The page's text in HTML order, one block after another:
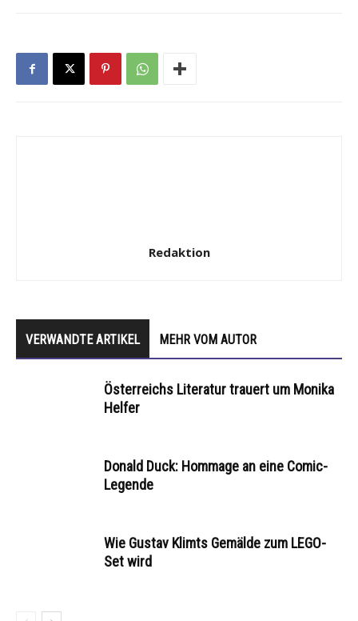
Redaktion
VERWANDTE ARTIKEL MEHR VOM AUTOR
Österreichs Literatur trauert um Monika
Helfer
Donald Duck: Hommage an eine Comic-
Legende
Wie Gustav Klimts Gemälde zum LEGO-
Set wird